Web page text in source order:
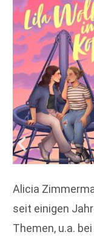
Alicia
seit einigen
Themen, u.a.